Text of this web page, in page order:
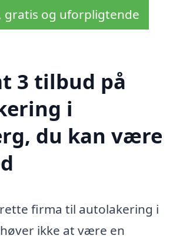
gratis og uforpligtende
3 tilbud på
i
du kan være
firma til autolakering i
ikke at være en